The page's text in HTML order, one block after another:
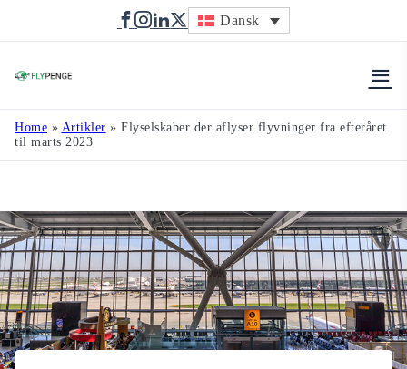
Dansk
Home » Artikler » Flyselskaber der aflyser flyvninger fra efteråret
til marts 2023